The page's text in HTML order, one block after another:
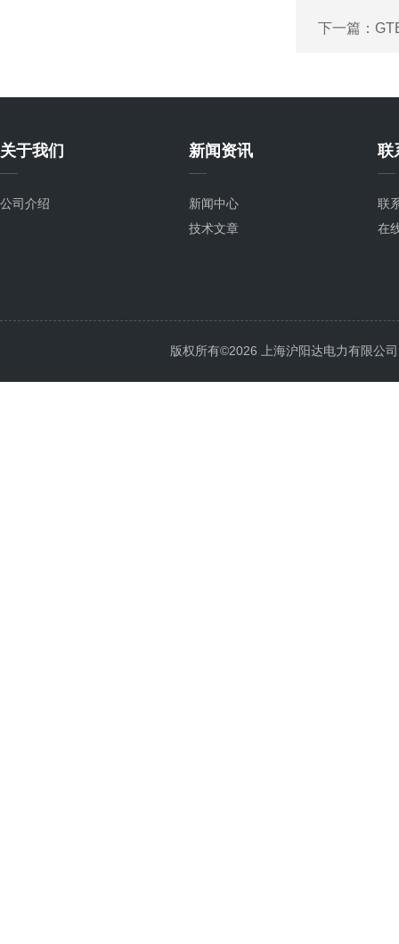
下一篇：
关于我们
公司介绍
新闻资讯
新闻中心
技术文章
联
联
在
版权所有©2026 上海沪阳达电力有限公